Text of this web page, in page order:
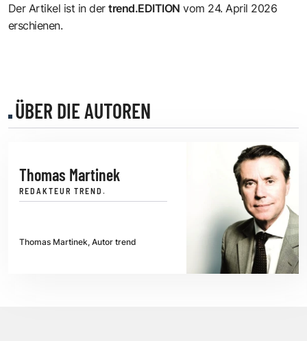
Der Artikel ist in dertrend.EDITION vom 24. April 2026
erschienen.
ÜBER DIE AUTOREN
Thomas Martinek
REDAKTEUR TREND.
Thomas Martinek, Autor trend